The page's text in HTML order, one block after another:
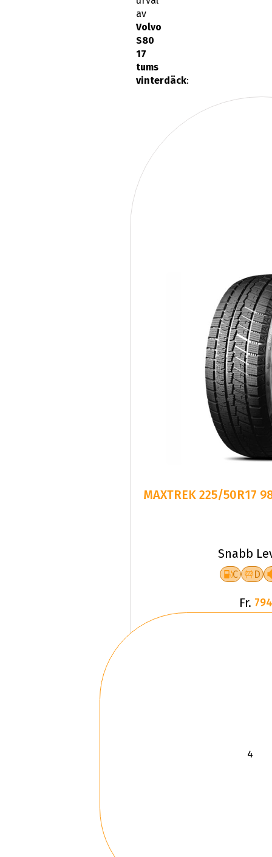
av
Volvo
S80
17
tums
vinterdäck:
MAXTREK 225/50R17
Snabb
C D
Fr.